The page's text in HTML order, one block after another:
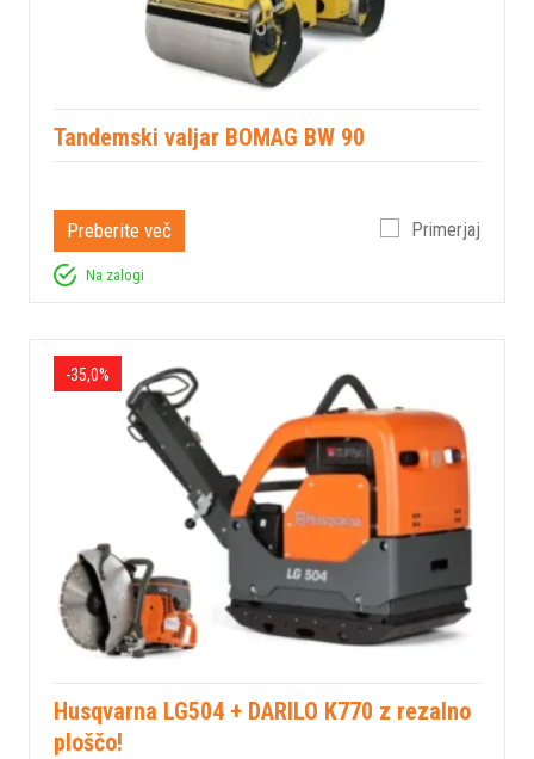
Tandemski valjar BOMAG BW 90
Preberite več Primerjaj
Na zalogi
-35,0%
Husqvarna LG504 + DARILO K770 z rezalno
ploščo!